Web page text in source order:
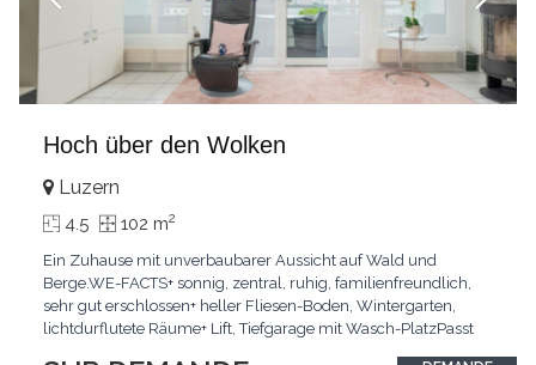
Hoch über den Wolken
Luzern
4.5 102 m2
Ein Zuhause mit unverbaubarer Aussicht auf Wald und
Berge.WE-FACTS+ sonnig, zentral, ruhig, familienfreundlich,
sehr gut erschlossen+ heller Fliesen-Boden, Wintergarten,
lichtdurflutete Räume+ Lift, Tiefgarage mit Wasch-PlatzPasst